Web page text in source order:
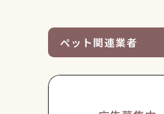
ペット関連業者